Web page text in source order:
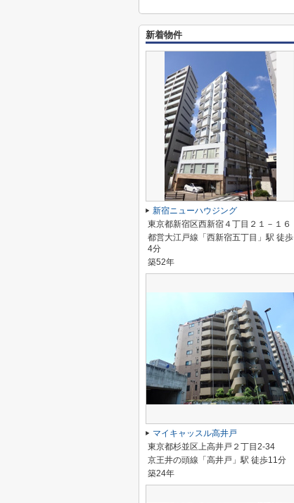
新着物件
新宿ニューハウジング
東京都新宿区西新宿４丁目２１－１６
都営大江戸線「西新宿五丁目」駅 徒歩
4分
築52年
マイキャッスル高井戸
東京都杉並区上高井戸２丁目2-34
京王井の頭線「高井戸」駅 徒歩11分
築24年